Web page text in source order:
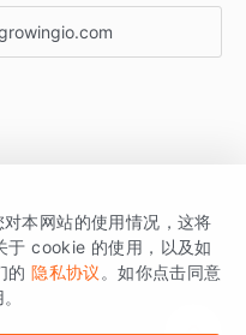
品牌，核心平台为 GrowingIO
本网站的使用情况，这将
于 cookie 的使用，以及如
的 隐私协议 。如你点击同意